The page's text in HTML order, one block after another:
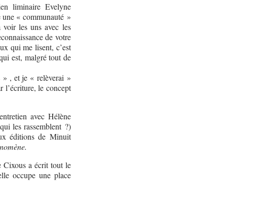
liminaire Evelyne
« communauté »
voir les uns avec les
de votre
qui me lisent, c’est
est, malgré tout de
» , et je « relèverai »
l’écriture, le concept
avec Hélène
les rassemblent ?)
éditions de Minuit
a écrit tout le
occupe une place